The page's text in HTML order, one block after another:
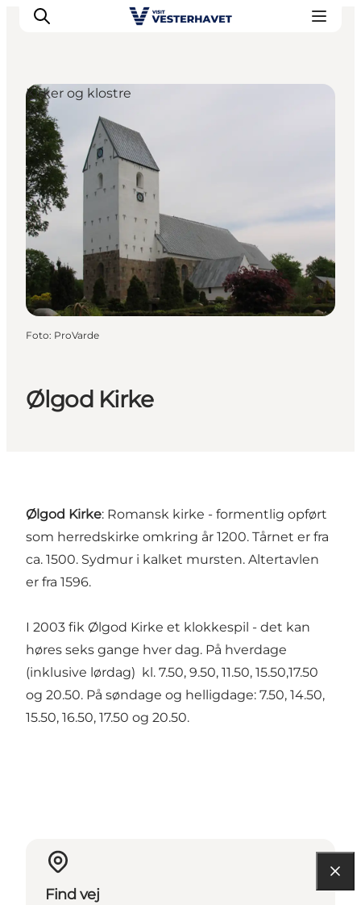
Det sker
Oplevelser
Vores Byer
Mad & Overnatning
Køb billet
Planlæg din ferie
Ølgod Kirke
Kirker og klostre
Foto: ProVarde
Ølgod Kirke: Romansk kirke - formentlig opført
som herredskirke omkring år 1200. Tårnet er fra
ca. 1500. Sydmur i kalket mursten. Altertavlen
er fra 1596.
I 2003 fik Ølgod Kirke et klokkespil - det kan
høres seks gange hver dag. På hverdage
(inklusive lørdag) kl. 7.50, 9.50, 11.50, 15.50,17.50
og 20.50. På søndage og helligdage: 7.50, 14.50,
15.50, 16.50, 17.50 og 20.50.
Find vej